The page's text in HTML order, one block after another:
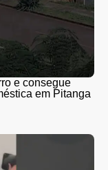
e consegue
em Pitanga